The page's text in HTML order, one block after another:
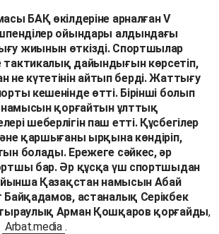
БАҚ өкілдеріне арналған V
ойындары алдындағы
жиынын өткізді. Спортшылар
дайындығын көрсетіп,
не күтетінін айтып берді. Жаттығу
кешенінде өтті. Бірінші болып
намысын қорғайтын ұлттық
шеберлігін паш етті. Құсбегілер
қаршығаны ырқына көндіріп,
болады. Ережеге сәйкес, әр
бар. Әр құсқа үш спортшыдан
Қазақстан намысын Абай
Байқадамов, астаналық Серікбек
Арман Қошқаров қорғайды,
Arbat.media .